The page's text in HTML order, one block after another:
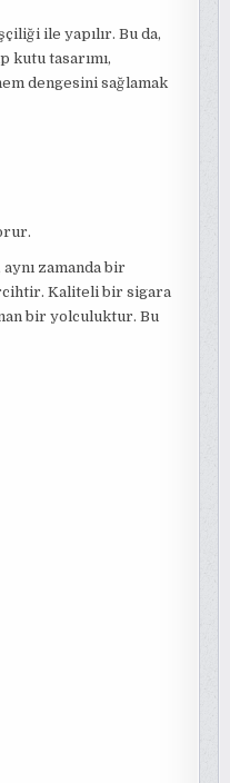
ile yapılır. Bu da,
kutu tasarımı,
dengesini sağlamak
zamanda bir
Kaliteli bir sigara
bir yolculuktur. Bu